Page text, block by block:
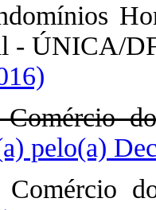
- ÚNICA/
Comércio
pelo(a)
Comércio